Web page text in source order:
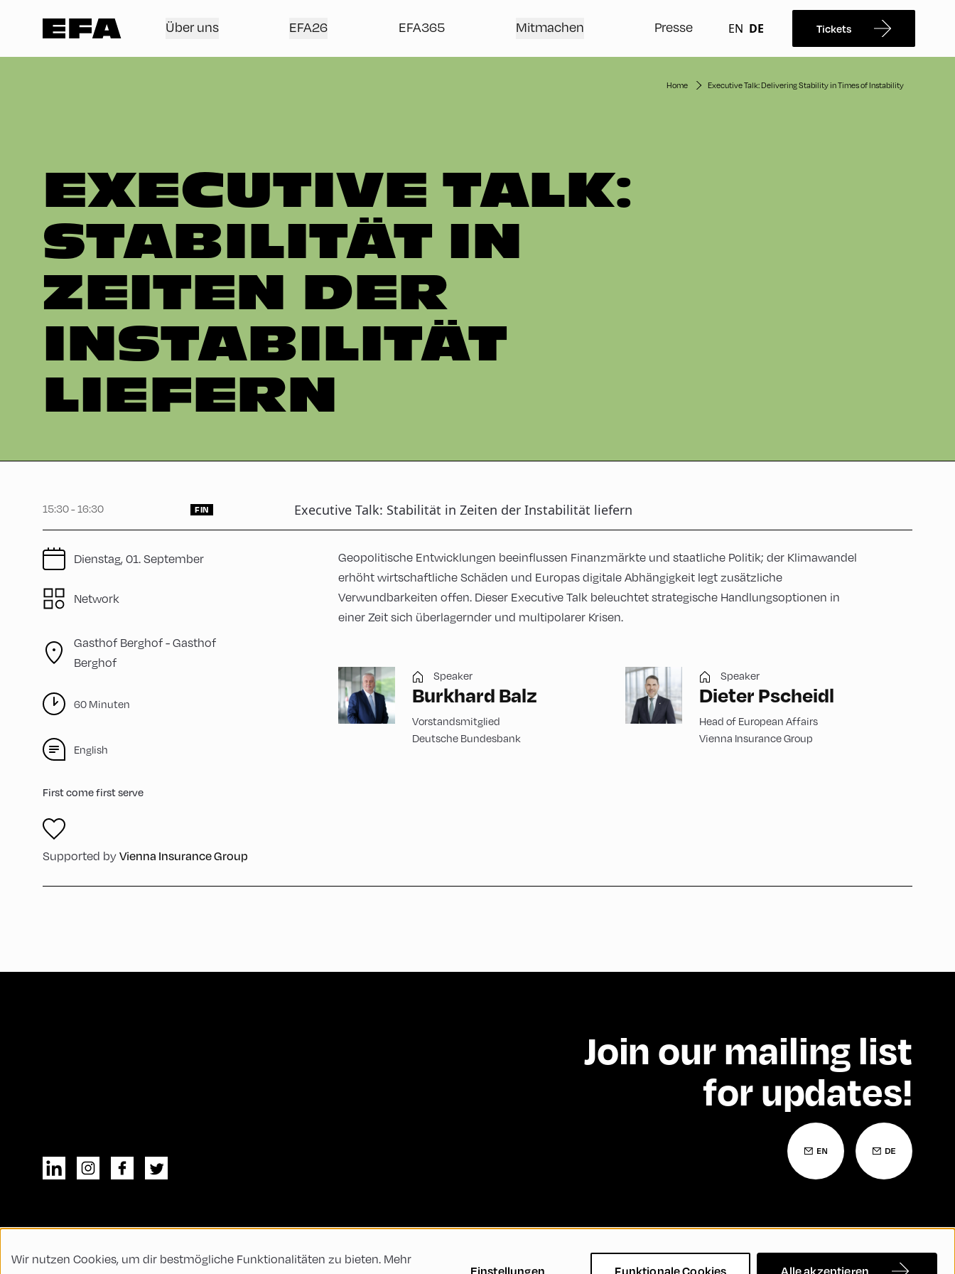
Über uns EFA26 EFA365 Mitmachen Presse EN DE Tickets
Home Executive Talk: Delivering Stability in Times of Instability
EXECUTIVE TALK:
STABILITÄT IN
ZEITEN DER
INSTABILITÄT
LIEFERN
15:30 - 16:30 FIN Executive Talk: Stabilität in Zeiten der Instabilität liefern
Dienstag, 01. September
Network
Gasthof Berghof -Gasthof
Berghof
60 Minuten
English
First come first serve
Supported byVienna Insurance Group
Geopolitische Entwicklungen beeinflussen Finanzmärkte und staatliche Politik; der Klimawandel
erhöht wirtschaftliche Schäden und Europas digitale Abhängigkeit legt zusätzliche
Verwundbarkeiten offen. Dieser Executive Talk beleuchtet strategische Handlungsoptionen in
einer Zeit sich überlagernder und multipolarer Krisen.
Speaker
Burkhard Balz
Vorstandsmitglied
Deutsche Bundesbank
Speaker
Dieter Pscheidl
Head of European Affairs
Vienna Insurance Group
Join our mailing list
for updates!
© All rights reserved Allgemeine Geschäftsbedingungen
FAQs
Wir nutzen Cookies, um dir bestmögliche Funktionalitäten zu bieten. Mehr
Einstellungen Funktionale Cookies Alle akzeptieren